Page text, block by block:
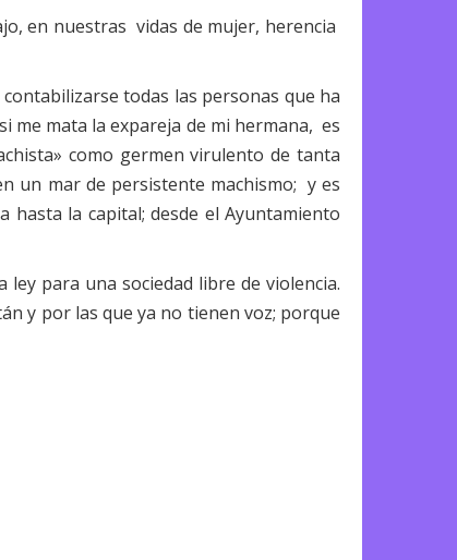
en nuestras vidas de mujer, herencia
todas las personas que ha
me mata la expareja de mi hermana, es
como germen virulento de tanta
un mar de persistente machismo; y es
hasta la capital; desde el Ayuntamiento
para una sociedad libre de violencia.
y por las que ya no tienen voz; porque